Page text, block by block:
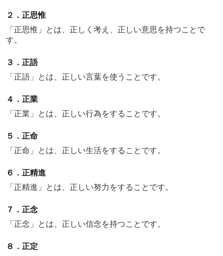
２．正思惟
「正思惟」とは、正しく考え、正しい意思を持つことで
す。
３．正語
「正語」とは、正しい言葉を使うことです。
４．正業
「正業」とは、正しい行為をすることです。
５．正命
「正命」とは、正しい生活をすることです。
６．正精進
「正精進」とは、正しい努力をすることです。
７．正念
「正念」とは、正しい信念を持つことです。
８．正定